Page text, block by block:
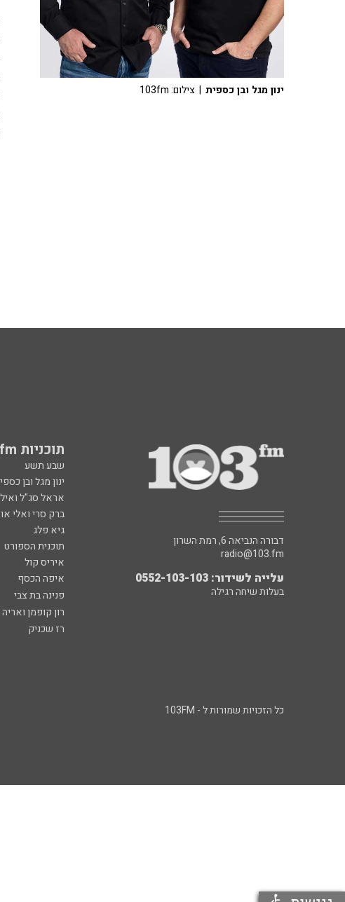
ינון מגל ובן כספית | צילום: 103fm
תוכניות 103fm
שבע תשע
ינון מגל ובן
אראל סג"ל
ברק סרי ואלי
גיא פלג
תוכנית הספורט
איריס קול
איפה הכסף
פנינה בת צבי
רון קופמן
רז שכניק
דבורה הנביאה 6, רמת השרון
radio@103.fm
עלייה לשידור: 0552-103-103
בעלות שיחה רגילה
כל הזכויות שמורות ל - 103FM